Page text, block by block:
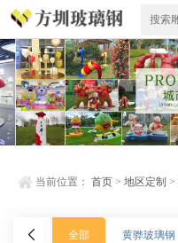
当前位置：首页 >地区定制 >
全部 黄骅玻璃钢